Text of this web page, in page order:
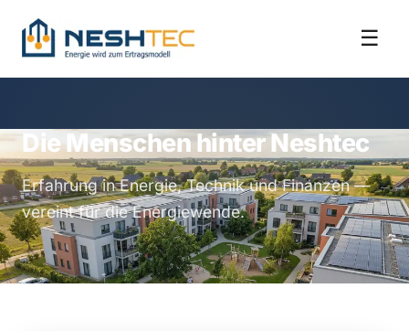
☰
Die Menschen hinter Neshtec
Erfahrung in Energie, Technik und Finanzen —
vereint für die Energiewende.